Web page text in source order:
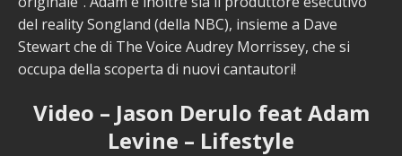
del reality Songland (della NBC), insieme a Dave
Stewart che di The Voice Audrey Morrissey, che si
occupa della scoperta di nuovi cantautori!
Video – Jason Derulo feat Adam
Levine – Lifestyle